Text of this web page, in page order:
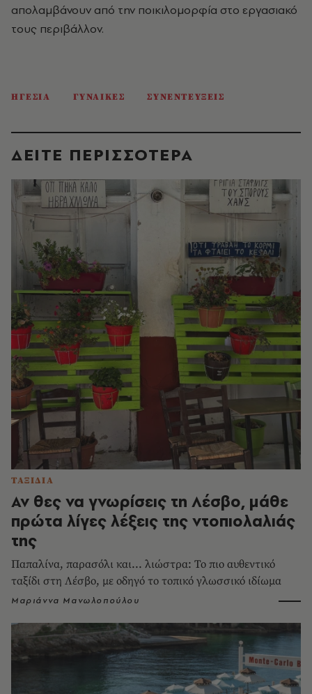
απολαμβάνουν από την ποικιλομορφία στο εργασιακό
τους περιβάλλον.
ΗΓΕΣΙΑ ΓΥΝΑΙΚΕΣ ΣΥΝΕΝΤΕΥΞΕΙΣ
ΔΕΙΤΕ ΠΕΡΙΣΣΟΤΕΡΑ
ΤΑΞΙΔΙΑ
Αν θες να γνωρίσεις τη Λέσβο, μάθε
πρώτα λίγες λέξεις της ντοπιολαλιάς
της
Παπαλίνα, παρασόλι και... λιώστρα: Το πιο αυθεντικό
ταξίδι στη Λέσβο, με οδηγό το τοπικό γλωσσικό ιδίωμα
Μαριάννα Μανωλοπούλου